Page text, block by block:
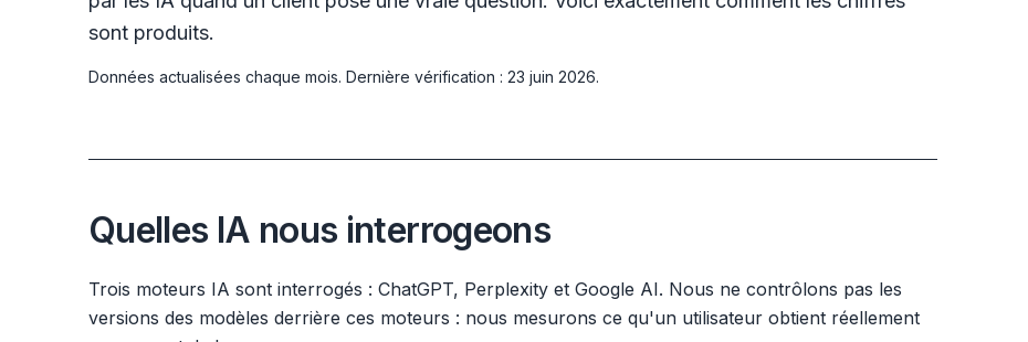
sont produits.
Données actualisées chaque mois. Dernière vérification : 23 juin 2026.
Quelles IA nous interrogeons
Trois moteurs IA sont interrogés : ChatGPT, Perplexity et Google AI. Nous ne contrôlons pas les
versions des modèles derrière ces moteurs : nous mesurons ce qu'un utilisateur obtient réellement